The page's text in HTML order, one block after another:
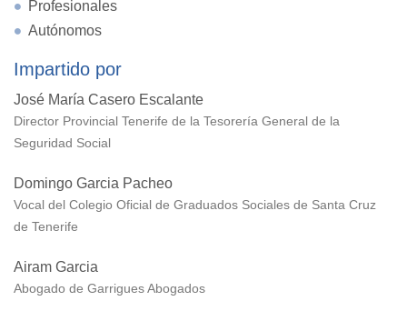
Profesionales
Autónomos
Impartido por
José María Casero Escalante
Director Provincial Tenerife de la Tesorería General de la
Seguridad Social
Domingo Garcia Pacheo
Vocal del Colegio Oficial de Graduados Sociales de Santa Cruz
de Tenerife
Airam Garcia
Abogado de Garrigues Abogados